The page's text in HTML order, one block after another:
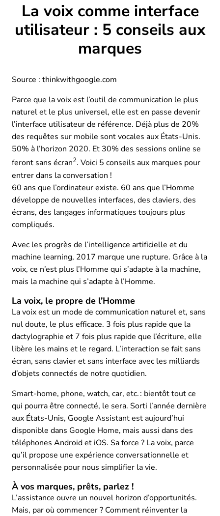
La voix comme interface
utilisateur : 5 conseils aux
marques
Source : thinkwithgoogle.com
Parce que la voix est l’outil de communication le plus
naturel et le plus universel, elle est en passe devenir
l’interface utilisateur de référence. Déjà plus de 20%
des requêtes sur mobile sont vocales aux États-Unis.
50% à l’horizon 2020. Et 30% des sessions online se
feront sans écran2. Voici 5 conseils aux marques pour
entrer dans la conversation !
60 ans que l’ordinateur existe. 60 ans que l’Homme
développe de nouvelles interfaces, des claviers, des
écrans, des langages informatiques toujours plus
compliqués.
Avec les progrès de l’intelligence artificielle et du
machine learning, 2017 marque une rupture. Grâce à la
voix, ce n’est plus l’Homme qui s’adapte à la machine,
mais la machine qui s’adapte à l’Homme.
La voix, le propre de l’Homme
La voix est un mode de communication naturel et, sans
nul doute, le plus efficace. 3 fois plus rapide que la
dactylographie et 7 fois plus rapide que l’écriture, elle
libère les mains et le regard. L’interaction se fait sans
écran, sans clavier et sans interface avec les milliards
d’objets connectés de notre quotidien.
Smart-home, phone, watch, car, etc. : bientôt tout ce
qui pourra être connecté, le sera. Sorti l’année dernière
aux États-Unis, Google Assistant est aujourd’hui
disponible dans Google Home, mais aussi dans des
téléphones Android et iOS. Sa force ? La voix, parce
qu’il propose une expérience conversationnelle et
personnalisée pour nous simplifier la vie.
À vos marques, prêts, parlez !
L’assistance ouvre un nouvel horizon d’opportunités.
Mais, par où commencer ? Comment réinventer la